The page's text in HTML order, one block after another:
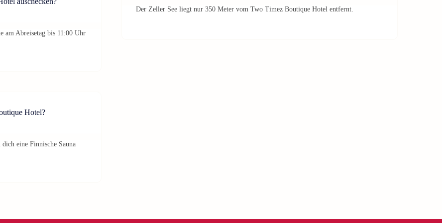
am Abreisetag bis 11:00 Uhr
Hotel?
eine Finnische Sauna
Der Zeller See liegt nur 350 Meter vom Two Timez Boutique Hotel entfernt.